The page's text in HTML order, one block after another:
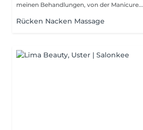
meinen Behandlungen, von der Manicure...
Rücken Nacken Massage